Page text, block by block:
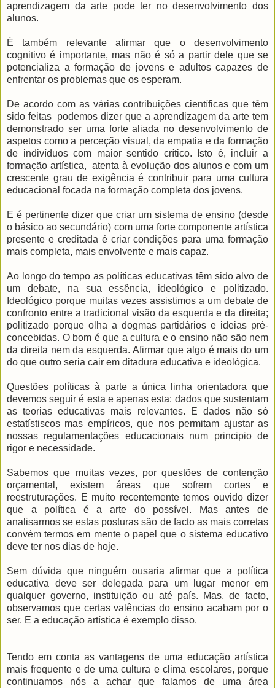
aprendizagem da arte pode ter no desenvolvimento dos
alunos.
É também relevante afirmar que o desenvolvimento
cognitivo é importante, mas não é só a partir dele que se
potencializa a formação de jovens e adultos capazes de
enfrentar os problemas que os esperam.
De acordo com as várias contribuições científicas que têm
sido feitas podemos dizer que a aprendizagem da arte tem
demonstrado ser uma forte aliada no desenvolvimento de
aspetos como a perceção visual, da empatia e da formação
de indivíduos com maior sentido crítico. Isto é, incluir a
formação artística, atenta à evolução dos alunos e com um
crescente grau de exigência é contribuir para uma cultura
educacional focada na formação completa dos jovens.
E é pertinente dizer que criar um sistema de ensino (desde
o básico ao secundário) com uma forte componente artística
presente e creditada é criar condições para uma formação
mais completa, mais envolvente e mais capaz.
Ao longo do tempo as políticas educativas têm sido alvo de
um debate, na sua essência, ideológico e politizado.
Ideológico porque muitas vezes assistimos a um debate de
confronto entre a tradicional visão da esquerda e da direita;
politizado porque olha a dogmas partidários e ideias pré-
concebidas. O bom é que a cultura e o ensino não são nem
da direita nem da esquerda. Afirmar que algo é mais do um
do que outro seria cair em ditadura educativa e ideológica.
Questões políticas à parte a única linha orientadora que
devemos seguir é esta e apenas esta: dados que sustentam
as teorias educativas mais relevantes. E dados não só
estatístiscos mas empíricos, que nos permitam ajustar as
nossas regulamentações educacionais num principio de
rigor e necessidade.
Sabemos que muitas vezes, por questões de contenção
orçamental, existem áreas que sofrem cortes e
reestruturações. E muito recentemente temos ouvido dizer
que a política é a arte do possível. Mas antes de
analisarmos se estas posturas são de facto as mais corretas
convém termos em mente o papel que o sistema educativo
deve ter nos dias de hoje.
Sem dúvida que ninguém ousaria afirmar que a política
educativa deve ser delegada para um lugar menor em
qualquer governo, instituição ou até país. Mas, de facto,
observamos que certas valências do ensino acabam por o
ser. E a educação artística é exemplo disso.
Tendo em conta as vantagens de uma educação artística
mais frequente e de uma cultura e clima escolares, porque
continuamos nós a achar que falamos de uma área